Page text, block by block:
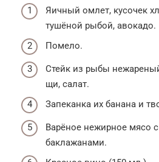
Яичный омлет, кусочек
тушёной рыбой, авокадо.
Помело.
Стейк из рыбы
щи, салат.
Запеканка их банана и
Варёное нежирное мясо
баклажанами.